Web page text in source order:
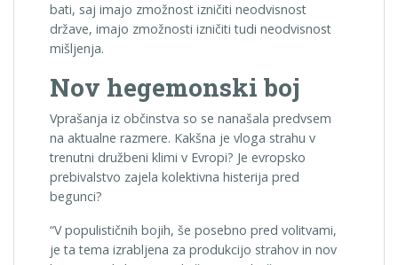
bati, saj imajo zmožnost izničiti neodvisnost
države, imajo zmožnosti izničiti tudi neodvisnost
mišljenja.
Nov hegemonski boj
Vprašanja iz občinstva so se nanašala predvsem
na aktualne razmere. Kakšna je vloga strahu v
trenutni družbeni klimi v Evropi? Je evropsko
prebivalstvo zajela kolektivna histerija pred
begunci?
“V populističnih bojih, še posebno pred volitvami,
je ta tema izrabljena za produkcijo strahov in nov